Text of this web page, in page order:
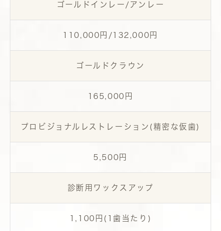
ゴールドインレー/アンレー
110,000円/132,000円
ゴールドクラウン
165,000円
プロビジョナルレストレーション(精密な仮歯)
5,500円
診断用ワックスアップ
1,100円(1歯当たり)